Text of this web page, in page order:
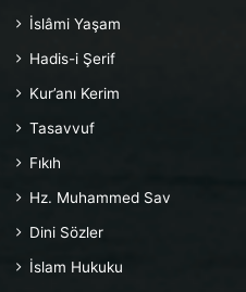
İslâmi Yaşam
Hadis-i Şerif
Kur’anı Kerim
Tasavvuf
Fıkıh
Hz. Muhammed Sav
Dini Sözler
İslam Hukuku